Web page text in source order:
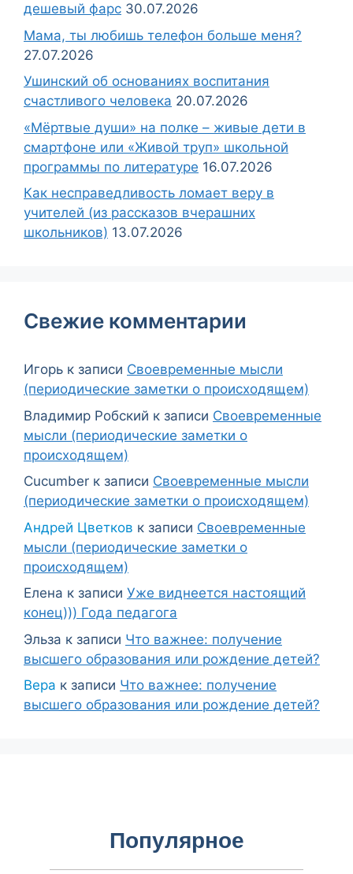
дешевый фарс 30.07.2026
Мама, ты любишь телефон больше меня?
27.07.2026
Ушинский об основаниях воспитания
счастливого человека 20.07.2026
«Мёртвые души» на полке – живые дети в
смартфоне или «Живой труп» школьной
программы по литературе 16.07.2026
Как несправедливость ломает веру в
учителей (из рассказов вчерашних
школьников) 13.07.2026
Свежие комментарии
Игорь к записи Своевременные мысли
(периодические заметки о происходящем)
Владимир Робский к записи Своевременные
мысли (периодические заметки о
происходящем)
Cucumber к записи Своевременные мысли
(периодические заметки о происходящем)
Андрей Цветков к записи Своевременные
мысли (периодические заметки о
происходящем)
Елена к записи Уже виднеется настоящий
конец))) Года педагога
Эльза к записи Что важнее: получение
высшего образования или рождение детей?
Вера к записи Что важнее: получение
высшего образования или рождение детей?
Популярное